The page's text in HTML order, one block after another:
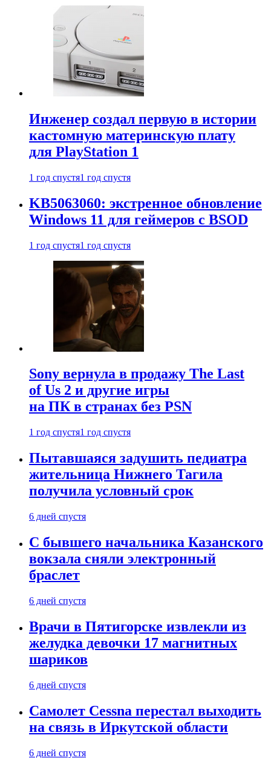
Инженер создал первую в истории
кастомную материнскую плату
для PlayStation 1
1 год спустя1 год спустя
KB5063060: экстренное обновление
Windows 11 для геймеров с BSOD
1 год спустя1 год спустя
Sony вернула в продажу The Last
of Us 2 и другие игры
на ПК в странах без PSN
1 год спустя1 год спустя
Пытавшаяся задушить педиатра
жительница Нижнего Тагила
получила условный срок
6 дней спустя
С бывшего начальника Казанского
вокзала сняли электронный
браслет
6 дней спустя
Врачи в Пятигорске извлекли из
желудка девочки 17 магнитных
шариков
6 дней спустя
Самолет Cessna перестал выходить
на связь в Иркутской области
6 дней спустя